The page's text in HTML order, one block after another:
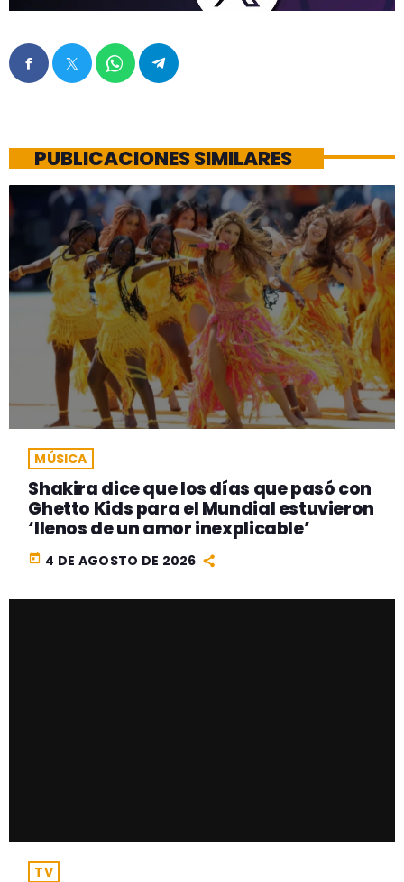
PUBLICACIONES SIMILARES
MÚSICA
Shakira dice que los días que pasó con
Ghetto Kids para el Mundial estuvieron
‘llenos de un amor inexplicable’
today 4 DE AGOSTO DE 2026
TV